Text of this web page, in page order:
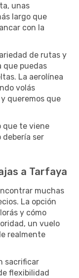
unas
largo que
con la
de rutas y
que puedas
La aerolínea
volás
queremos que
que te viene
debería ser
a Tarfaya
muchas
La opción
y cómo
un vuelo
realmente
sacrificar
flexibilidad